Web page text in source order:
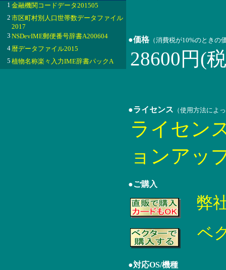
1 金融機関コードデータ201505
2 市区町村別人口世帯数データファイル
2017
3 NSDevIME郵便番号辞書A200604
4暦データファイル2015
5 植物名称楽々入力IME辞書パックA
●価格（消費税が10%のときの
28600円(
●ライセンス （使用方法によ
ライセン
ョンアッ
●ご購入
弊
ベ
●対応OS/機種